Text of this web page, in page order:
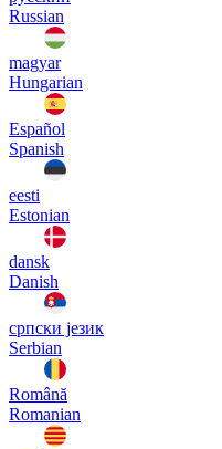
Russian
magyar
Hungarian
Español
Spanish
eesti
Estonian
dansk
Danish
српски језик
Serbian
Română
Romanian